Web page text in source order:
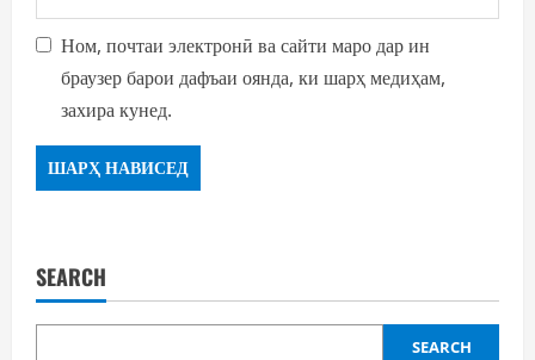
Ном, почтаи электронӣ ва сайти маро дар ин
браузер барои дафъаи оянда, ки шарҳ медиҳам,
захира кунед.
SEARCH
SEARCH